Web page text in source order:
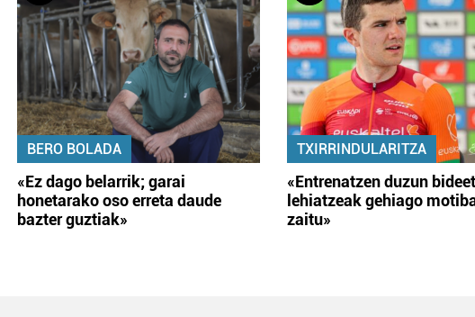
BERO BOLADA
«Ez dago belarrik; garai
honetarako oso erreta daude
bazter guztiak»
TXIRRINDULARITZA
«Entrenatzen duzun
lehiatzeak gehiago
zaitu»